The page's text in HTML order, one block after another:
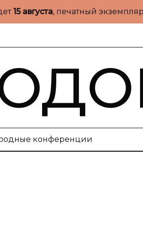
15 августа, печатный
конференции